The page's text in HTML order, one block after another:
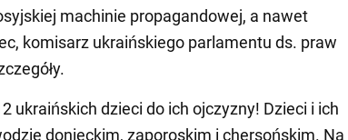
machinie propagandowej, a nawet
komisarz ukraińskiego parlamentu ds. praw
ukraińskich dzieci do ich ojczyzny! Dzieci i ich
donieckim, zaporoskim i chersońskim. Na